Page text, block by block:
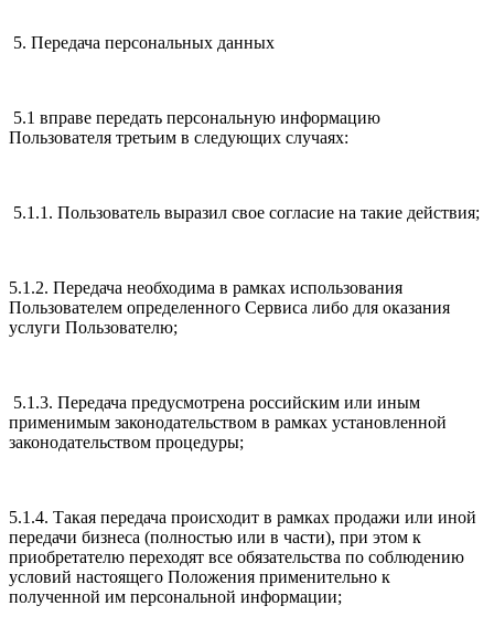
5. Передача персональных данных
5.1 вправе передать персональную информацию
Пользователя третьим в следующих случаях:
5.1.1. Пользователь выразил свое согласие на такие действия;
5.1.2. Передача необходима в рамках использования
Пользователем определенного Сервиса либо для оказания
услуги Пользователю;
5.1.3. Передача предусмотрена российским или иным
применимым законодательством в рамках установленной
законодательством процедуры;
5.1.4. Такая передача происходит в рамках продажи или иной
передачи бизнеса (полностью или в части), при этом к
приобретателю переходят все обязательства по соблюдению
условий настоящего Положения применительно к
полученной им персональной информации;